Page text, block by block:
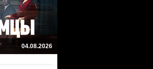
04.08.2026